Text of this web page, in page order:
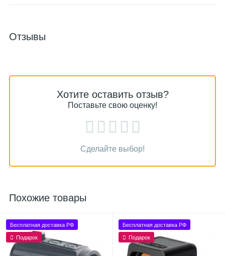
Отзывы
Хотите оставить отзыв?
Поставьте свою оценку!
Сделайте выбор!
Похожие товары
Бесплатная доставка РФ
Подарок
Бесплатная доставка РФ
Подарок